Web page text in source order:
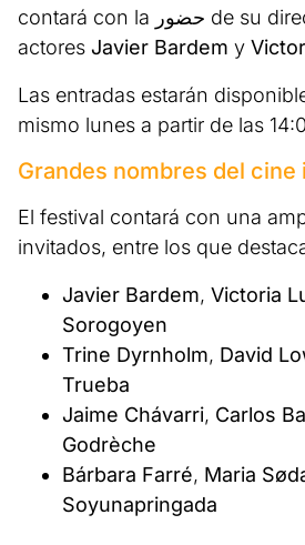
contará con la حضور de su director y de los
actores Javier Bardem y
Las entradas estarán
mismo lunes a partir de las
Grandes nombres del cine
El festival contará con una
invitados, entre los que
Javier Bardem, Victoria
Sorogoyen
Trine Dyrnholm, David
Trueba
Jaime Chávarri, Carlos
Godrèche
Bárbara Farré, Maria
Soyunapringada